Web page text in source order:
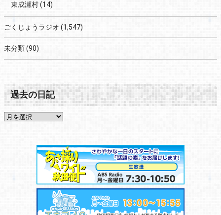
東成瀬村(14)
ごくじょうラジオ (1,547)
未分類(90)
過去の日記